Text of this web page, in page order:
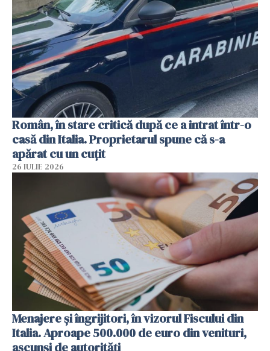
Român, în stare critică după ce a intrat într-o
casă din Italia. Proprietarul spune că s-a
apărat cu un cuțit
26 IULIE 2026
Menajere și îngrijitori, în vizorul Fiscului din
Italia. Aproape 500.000 de euro din venituri,
ascunși de autorități